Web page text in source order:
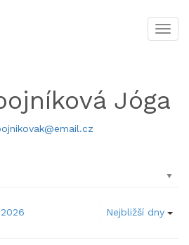
Jóga
Nejbližší dny